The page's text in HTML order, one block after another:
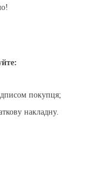
покупця;
накладну.